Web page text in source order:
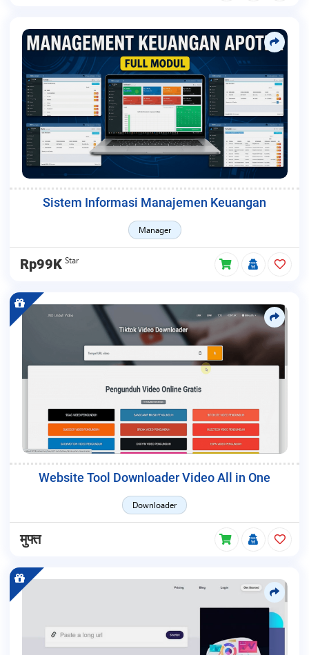
Sistem Informasi Manajemen Keuangan
Manager
Rp99K Star
Website Tool Downloader Video All in One
Downloader
मुफ्त